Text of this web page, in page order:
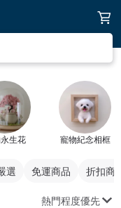
生花 寵物紀念相框
選 免運商品 折扣商
熱門程度優先